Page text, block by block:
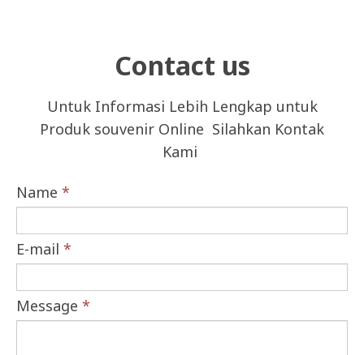
Contact us
Untuk Informasi Lebih Lengkap untuk
Produk souvenir Online Silahkan Kontak
Kami
Name *
E-mail *
Message *